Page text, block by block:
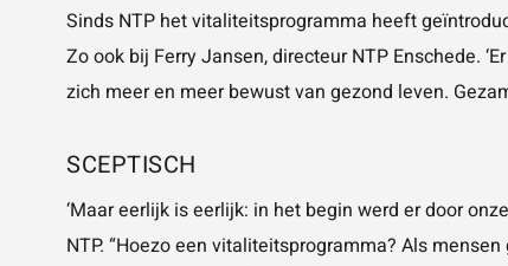
Sinds NTP het vitaliteitsprogramma heeft
Zo ook bij Ferry Jansen, directeur NTP Enschede.
zich meer en meer bewust van gezond leven.
SCEPTISCH
‘Maar eerlijk is eerlijk: in het begin werd er door
NTP. “Hoezo een vitaliteitsprogramma? Als